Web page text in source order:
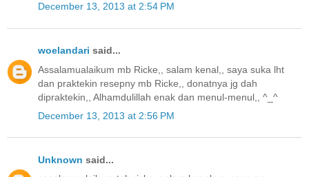
December 13, 2013 at 2:54 PM
woelandari said...
Assalamualaikum mb Ricke,, salam kenal,, saya suka lht
dan praktekin resepny mb Ricke,, donatnya jg dah
dipraktekin,, Alhamdulillah enak dan menul-menul,, ^_^
December 13, 2013 at 2:56 PM
Unknown said...